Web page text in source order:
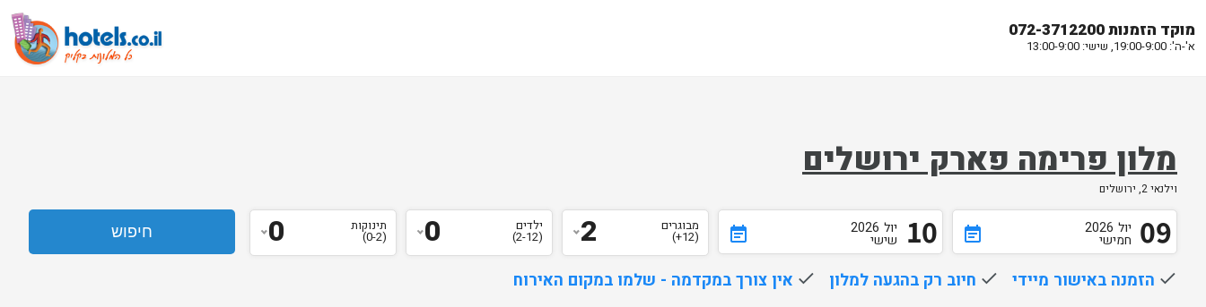
מוקד הזמנות 072-3712200
א'-ה': 19:00-9:00, שישי: 13:00-9:00
מלון פרימה פארק ירושלים
וילנאי 2, ירושלים
event_note 09 יול 2026
חמישי event_note 10 יול 2026
שישי
מבוגרים
(12+)
2 ילדים
(2-12)
0 תינוקות
(0-2)
0
done הזמנה באישור מיידי done חיוב רק בהגעה למלון done אין צורך במקדמה - שלמו במקום האירוח